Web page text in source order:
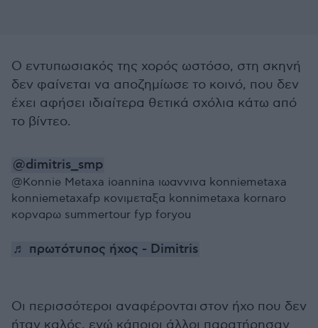
Ο εντυπωσιακός της χορός ωστόσο, στη σκηνή
δεν φαίνεται να αποζημίωσε το κοινό, που δεν
έχει αφήσει ιδιαίτερα θετικά σχόλια κάτω από
το βίντεο.
@dimitris_smp
@Konnie Metaxa ioannina ιωαννινα konniemetaxa
konniemetaxafp κονιμεταξα konnimetaxa kornaro
κορναρω summertour fyp foryou
♬ πρωτότυπος ήχος - Dimitris
Οι περισσότεροι αναφέρονται στον ήχο που δεν
ήταν καλός, ενώ κάποιοι άλλοι παρατήρησαν